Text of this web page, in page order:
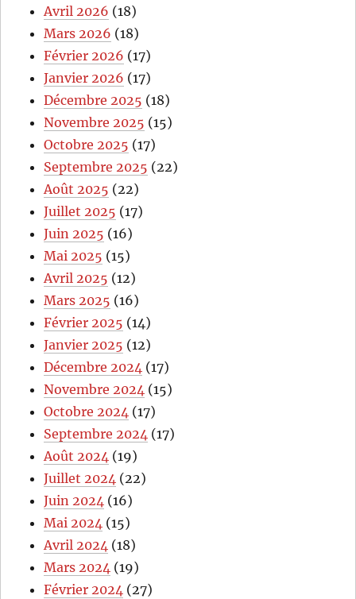
Avril 2026 (18)
Mars 2026 (18)
Février 2026 (17)
Janvier 2026 (17)
Décembre 2025 (18)
Novembre 2025 (15)
Octobre 2025 (17)
Septembre 2025 (22)
Août 2025 (22)
Juillet 2025 (17)
Juin 2025 (16)
Mai 2025 (15)
Avril 2025 (12)
Mars 2025 (16)
Février 2025 (14)
Janvier 2025 (12)
Décembre 2024 (17)
Novembre 2024 (15)
Octobre 2024 (17)
Septembre 2024 (17)
Août 2024 (19)
Juillet 2024 (22)
Juin 2024 (16)
Mai 2024 (15)
Avril 2024 (18)
Mars 2024 (19)
Février 2024 (27)